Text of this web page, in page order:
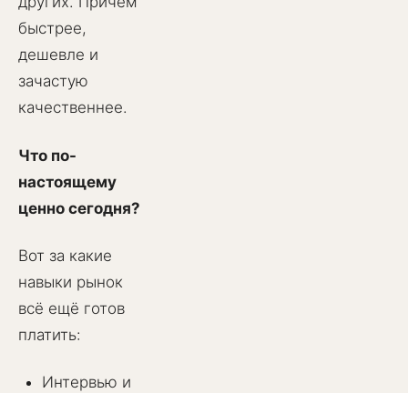
быстрее,
дешевле и
зачастую
качественнее.
Что по-
настоящему
ценно сегодня?
Вот за какие
навыки рынок
всё ещё готов
платить:
Интервью и